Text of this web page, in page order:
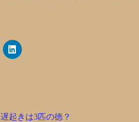
遅起きは3匹の徳？